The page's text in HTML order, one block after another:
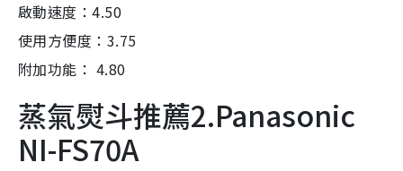
啟動速度：4.50
使用方便度：3.75
附加功能： 4.80
蒸氣熨斗推薦2.Panasonic
NI-FS70A